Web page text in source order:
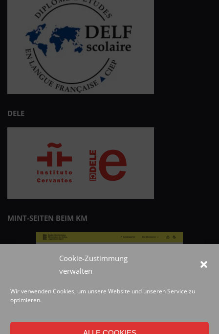
Cookie-Zustimmung
verwalten
Wir verwenden Cookies, um unsere Website und unseren Service zu
optimieren.
DELE
MINT-SEITEN BEIM KM